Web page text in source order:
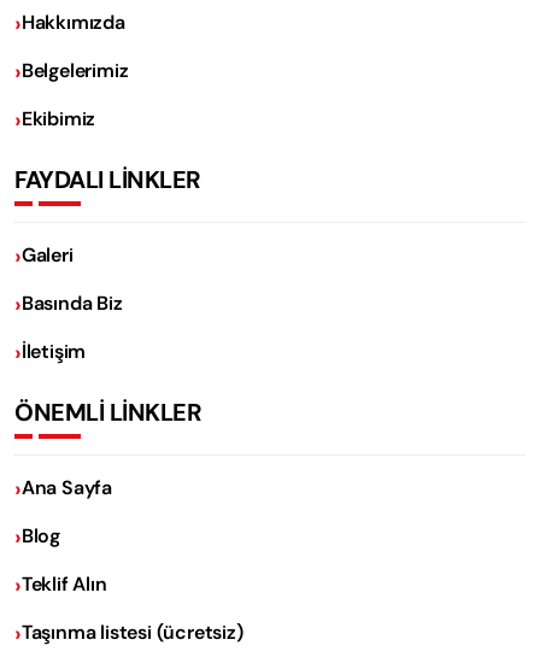
Hakkımızda
Belgelerimiz
Ekibimiz
FAYDALI LİNKLER
Galeri
Basında Biz
İletişim
ÖNEMLİ LİNKLER
Ana Sayfa
Blog
Teklif Alın
Taşınma listesi (ücretsiz)